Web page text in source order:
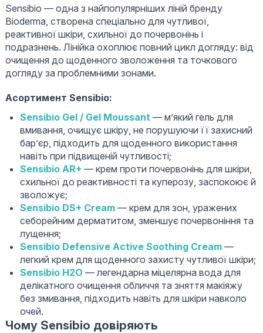
Sensibio — одна з найпопулярніших ліній бренду
Bioderma, створена спеціально для чутливої,
реактивної шкіри, схильної до почервонінь і
подразнень. Лінійка охоплює повний цикл догляду: від
очищення до щоденного зволоження та точкового
догляду за проблемними зонами.
Асортимент Sensibio:
Sensibio Gel / Gel Moussant — м’який гель для
вмивання, очищує шкіру, не порушуючи її захисний
бар’єр, підходить для щоденного використання
навіть при підвищеній чутливості;
Sensibio AR+ — крем проти почервонінь для шкіри,
схильної до реактивності та куперозу, заспокоює й
зволожує;
Sensibio DS+ Cream— крем для зон, уражених
себорейним дерматитом, зменшує почервоніння та
лущення;
Sensibio Defensive Active Soothing Cream—
легкий крем для щоденного захисту чутливої шкіри;
Sensibio H2O — легендарна міцелярна вода для
делікатного очищення обличчя та зняття макіяжу
без змивання, підходить навіть для шкіри навколо
очей.
Чому Sensibio довіряють